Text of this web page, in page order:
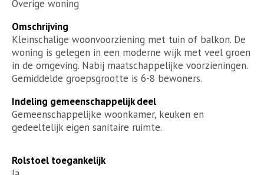
Overige woning
Omschrijving
Kleinschalige woonvoorziening met tuin of balkon. De
woning is gelegen in een moderne wijk met veel groen
in de omgeving. Nabij maatschappelijke voorzieningen.
Gemiddelde groepsgrootte is 6-8 bewoners.
Indeling gemeenschappelijk deel
Gemeenschappelijke woonkamer, keuken en
gedeeltelijk eigen sanitaire ruimte.
Rolstoel toegankelijk